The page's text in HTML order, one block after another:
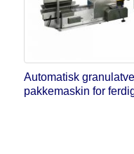
Automatisk
pakkemaskin for